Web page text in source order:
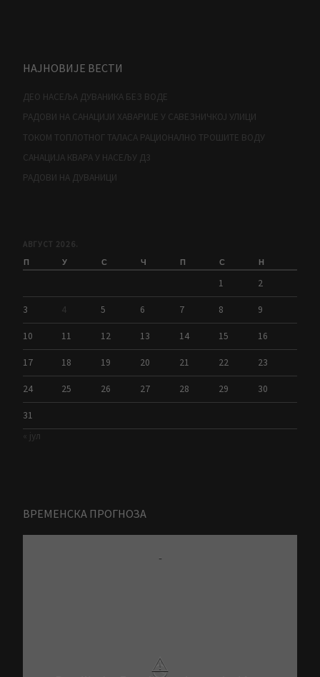
НАЈНОВИЈЕ ВЕСТИ
ДЕО НАСЕЉА ДУВАНИКА БЕЗ ВОДЕ
РАДОВИ НА САНАЦИЈИ ХАВАРИЈЕ У САВЕЗНИЧКОЈ УЛИЦИ
ТОКОМ ТОПЛОТНОГ ТАЛАСА РАЦИОНАЛНО ТРОШИТЕ ВОДУ
САНАЦИЈА КВАРА У НАСЕЉУ Д3
РАДОВИ НА ДУВАНИЦИ
АВГУСТ 2026.
П У С Ч П С Н
1 2
3 4 5 6 7 8 9
10 11 12 13 14 15 16
17 18 19 20 21 22 23
24 25 26 27 28 29 30
31
« јул
ВРЕМЕНСКА ПРОГНОЗА
-
⚠